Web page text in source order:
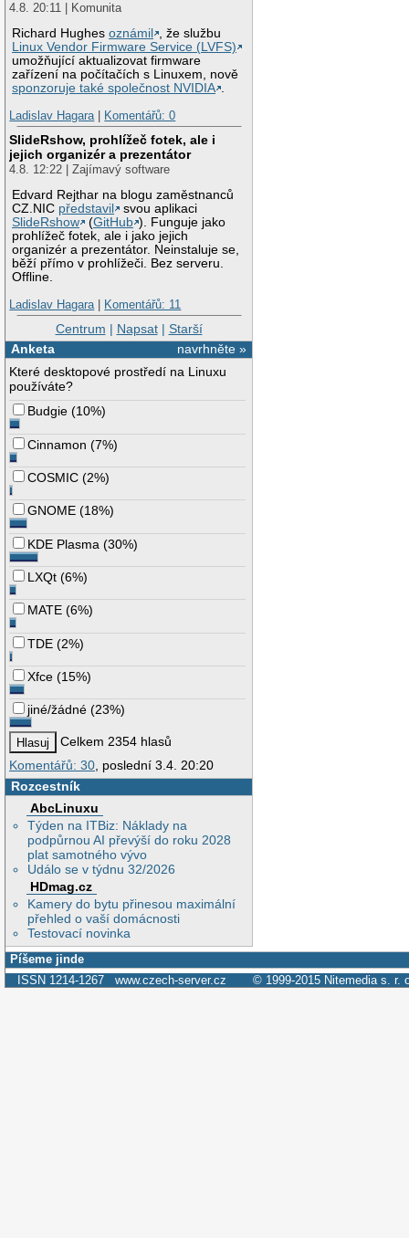
4.8. 20:11 | Komunita
Richard Hughesoznámil
, že službu
Linux Vendor Firmware Service (LVFS)
umožňující aktualizovat firmware
zařízení na počítačích s Linuxem, nově
sponzoruje také společnost NVIDIA .
Ladislav Hagara| Komentářů: 0
SlideRshow, prohlížeč fotek, ale i
jejich organizér a prezentátor
4.8. 12:22 | Zajímavý software
Edvard Rejthar na blogu zaměstnanců
CZ.NIC představil
svou aplikaci
SlideRshow
(GitHub ). Funguje jako
prohlížeč fotek, ale i jako jejich
organizér a prezentátor. Neinstaluje se,
běží přímo v prohlížeči. Bez serveru.
Offline.
Ladislav Hagara| Komentářů: 11
Centrum | Napsat| Starší
navrhněte »
Anketa
Které desktopové prostředí na Linuxu
používáte?
Budgie (10%)
Cinnamon (7%)
COSMIC (2%)
GNOME (18%)
KDE Plasma (30%)
LXQt (6%)
MATE (6%)
TDE (2%)
Xfce (15%)
jiné/žádné (23%)
Celkem 2354 hlasů
Komentářů: 30 , poslední 3.4. 20:20
Rozcestník
AbcLinuxu
Týden na ITBiz: Náklady na
podpůrnou AI převýší do roku 2028
plat samotného vývo
Událo se v týdnu 32/2026
HDmag.cz
Kamery do bytu přinesou maximální
přehled o vaší domácnosti
Testovací novinka
Píšeme jinde
ISSN 1214-1267 www.czech-server.cz © 1999-2015 Nitemedia s. r.